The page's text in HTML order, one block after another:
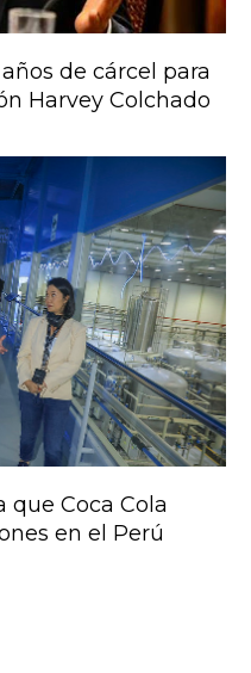
de cárcel para
Harvey Colchado
Coca Cola
en el Perú